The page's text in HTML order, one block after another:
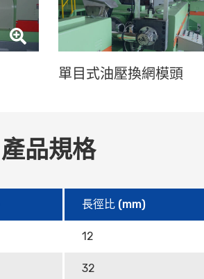
單目式油壓換網模頭
產品規格
長徑比 (mm)
12
32